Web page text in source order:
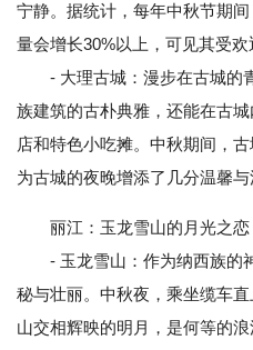
宁静。据统计，每年中秋节期
量会增长30%以上，可见其受欢
- 大理古城：漫步在古城的
族建筑的古朴典雅，还能在古
店和特色小吃摊。中秋期间，
为古城的夜晚增添了几分温馨与
丽江：玉龙雪山的月光之恋
- 玉龙雪山：作为纳西族的
秘与壮丽。中秋夜，乘坐缆车
山交相辉映的明月，是何等的